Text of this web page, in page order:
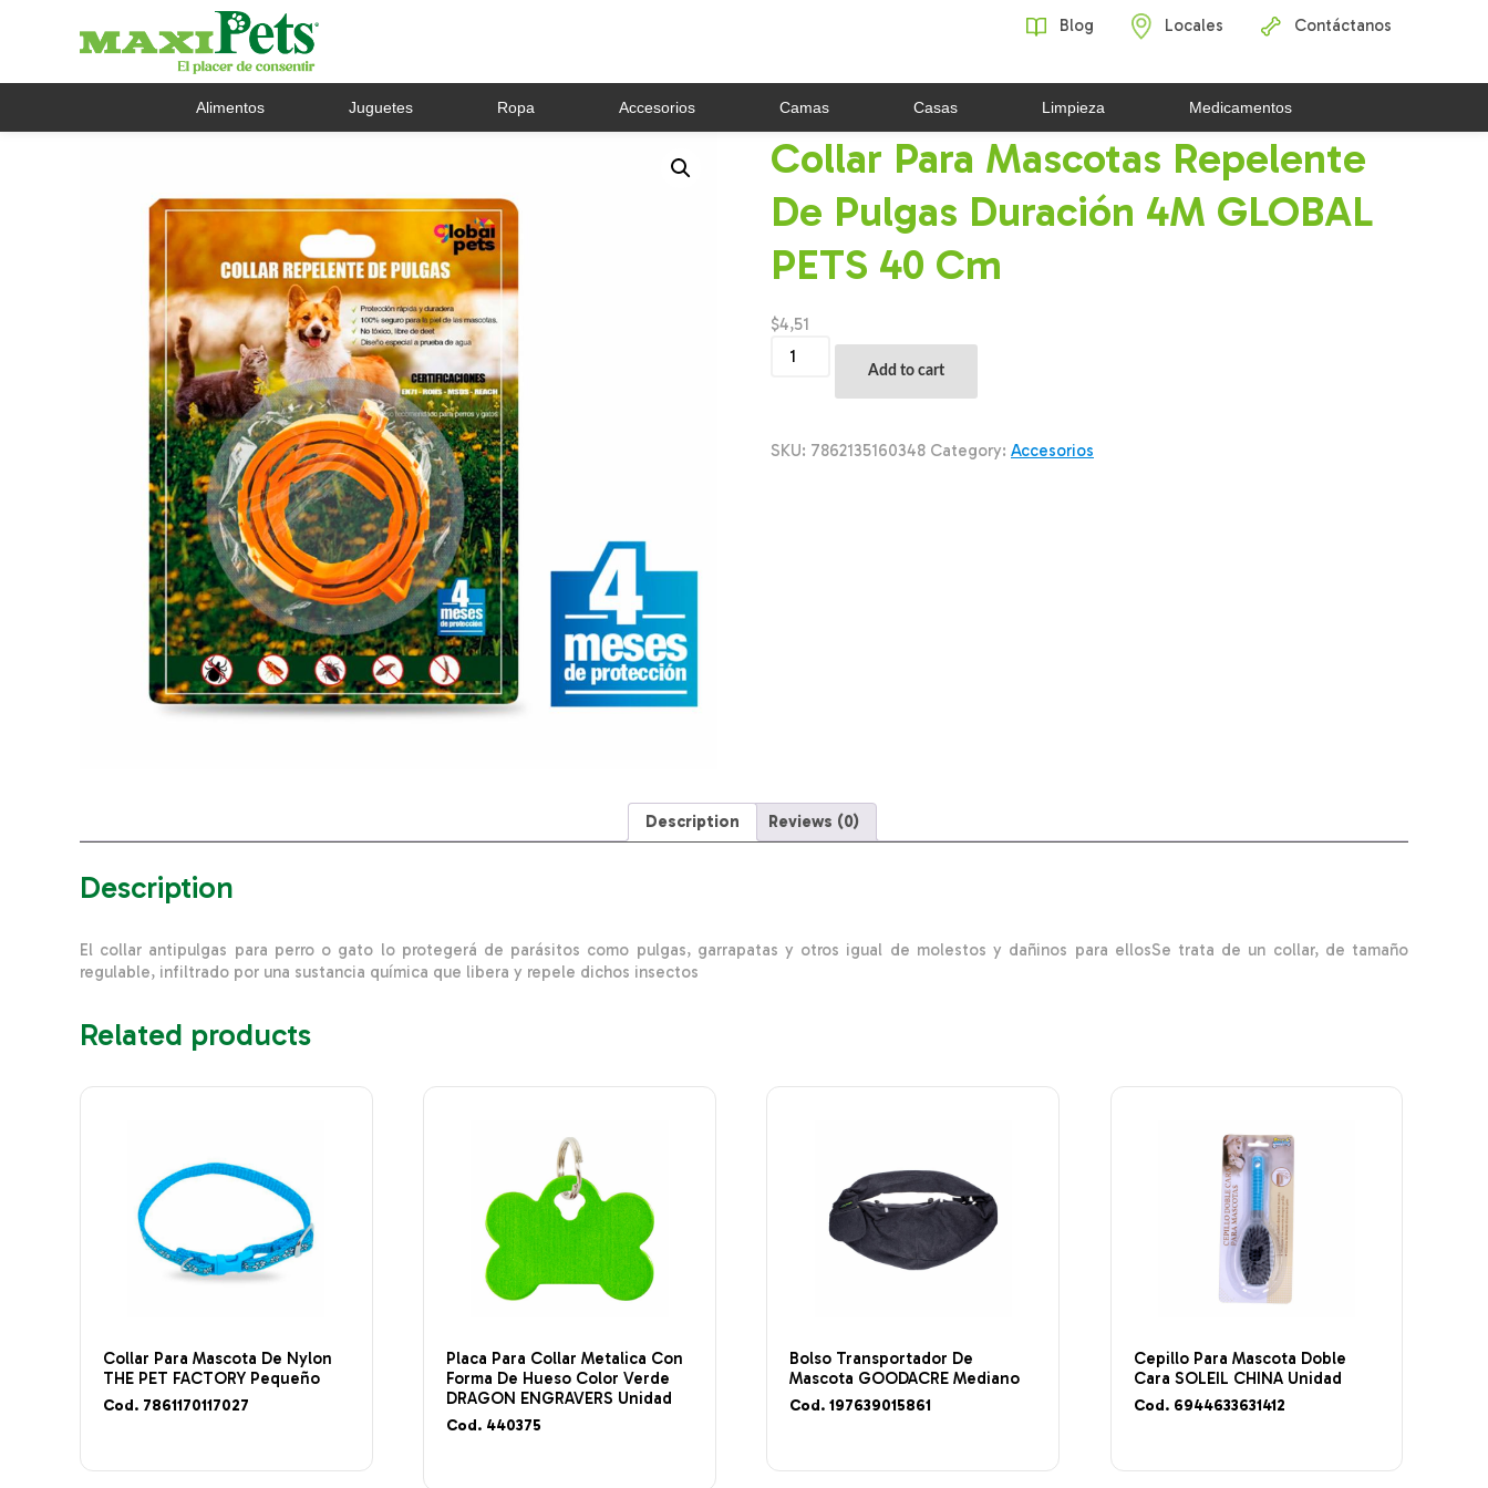
Blog Locales Contáctanos
Alimentos Juguetes Ropa Accesorios Camas Casas Limpieza Medicamentos
Collar Para Mascotas Repelente
De Pulgas Duración 4M GLOBAL
PETS 40 Cm
$4,51
Para
Repelente
Pulgas
Add to cart
SKU: 7862135160348 Category: Accesorios
Description Reviews (0)
Description
El collar antipulgas para perro o gato lo protegerá de parásitos como pulgas, garrapatas y otros igual de molestos y dañinos para ellosSe trata de un collar, de tamaño
regulable, infiltrado por una sustancia química que libera y repele dichos insectos
Related products
Collar Para Mascota De Nylon
THE PET FACTORY Pequeño
Cod. 7861170117027
Placa Para Collar Metalica Con
Forma De Hueso Color Verde
DRAGON ENGRAVERS Unidad
Cod. 440375
Bolso Transportador De
Mascota GOODACRE Mediano
Cod. 197639015861
Cepillo Para Mascota Doble
Cara SOLEIL CHINA Unidad
Cod. 6944633631412